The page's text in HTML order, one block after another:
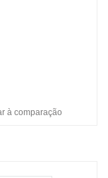
à comparação